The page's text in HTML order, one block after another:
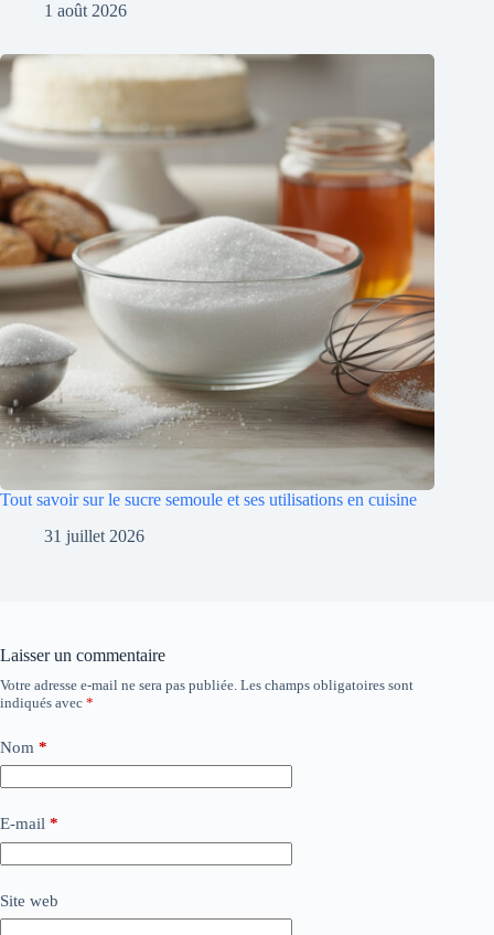
1 août 2026
Tout savoir sur le sucre semoule et ses utilisations en cuisine
31 juillet 2026
Laisser un commentaire
Votre adresse e-mail ne sera pas publiée. Les champs obligatoires sont
indiqués avec *
Nom *
E-mail *
Site web